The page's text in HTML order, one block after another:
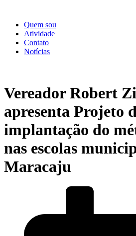
Quem sou
Atividade
Contato
Notícias
Vereador Robert
apresenta Projeto
implantação do
nas escolas
Maracaju